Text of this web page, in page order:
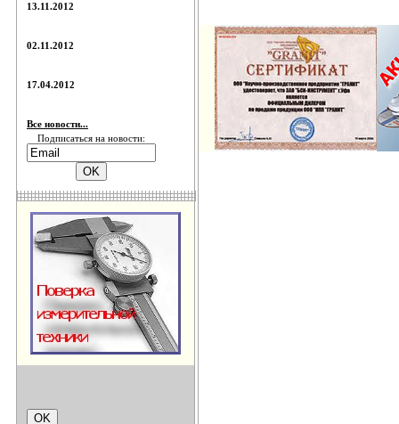
13.11.2012
02.11.2012
17.04.2012
Все новости...
Подписаться на новости: